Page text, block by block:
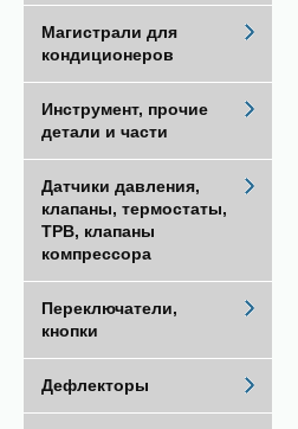
Магистрали для
кондиционеров
Инструмент, прочие
детали и части
Датчики давления,
клапаны, термостаты,
ТРВ, клапаны
компрессора
Переключатели,
кнопки
Дефлекторы